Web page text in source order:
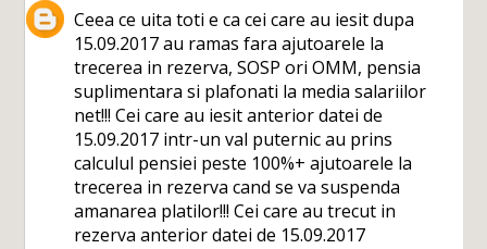
Ceea ce uita toti e ca cei care au iesit dupa
15.09.2017 au ramas fara ajutoarele la
trecerea in rezerva, SOSP ori OMM, pensia
suplimentara si plafonati la media salariilor
net!!! Cei care au iesit anterior datei de
15.09.2017 intr-un val puternic au prins
calculul pensiei peste 100%+ ajutoarele la
trecerea in rezerva cand se va suspenda
amanarea platilor!!! Cei care au trecut in
rezerva anterior datei de 15.09.2017